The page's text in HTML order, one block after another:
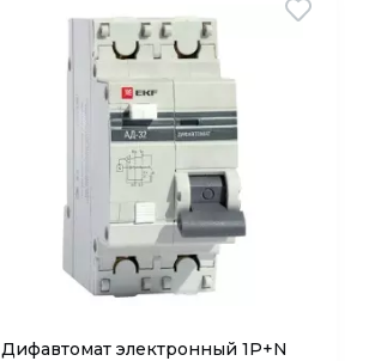
Дифавтомат электронный 1P+N